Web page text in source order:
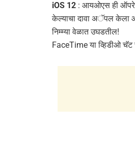
iOS 12 : आयओएस ही
केल्याचा दावा अॅपल केला
निम्म्या वेळात उघडतील!
FaceTime या व्हिडीओ